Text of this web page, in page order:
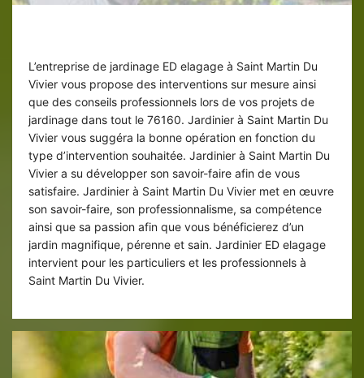
L’entreprise de jardinage ED elagage à Saint Martin Du
Vivier vous propose des interventions sur mesure ainsi
que des conseils professionnels lors de vos projets de
jardinage dans tout le 76160. Jardinier à Saint Martin Du
Vivier vous suggéra la bonne opération en fonction du
type d’intervention souhaitée. Jardinier à Saint Martin Du
Vivier a su développer son savoir-faire afin de vous
satisfaire. Jardinier à Saint Martin Du Vivier met en œuvre
son savoir-faire, son professionnalisme, sa compétence
ainsi que sa passion afin que vous bénéficierez d’un
jardin magnifique, pérenne et sain. Jardinier ED elagage
intervient pour les particuliers et les professionnels à
Saint Martin Du Vivier.